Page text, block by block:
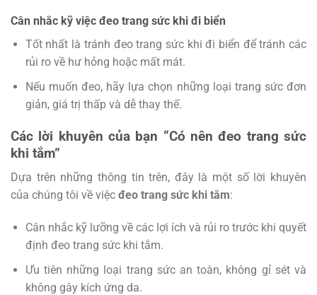
Cân nhắc kỹ việc đeo trang sức khi đi biển
Tốt nhất là tránh đeo trang sức khi đi biển để tránh các
rủi ro về hư hỏng hoặc mất mát.
Nếu muốn đeo, hãy lựa chọn những loại trang sức đơn
giản, giá trị thấp và dễ thay thế.
Các lời khuyên của bạn “Có nên đeo trang sức
khi tắm”
Dựa trên những thông tin trên, đây là một số lời khuyên
của chúng tôi về việc đeo trang sức khi tắm:
Cân nhắc kỹ lưỡng về các lợi ích và rủi ro trước khi quyết
định đeo trang sức khi tắm.
Ưu tiên những loại trang sức an toàn, không gỉ sét và
không gây kích ứng da.